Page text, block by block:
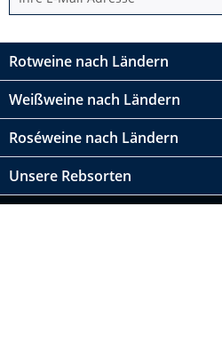
Rotweine nach Ländern
Weißweine nach Ländern
Roséweine nach Ländern
Unsere Rebsorten